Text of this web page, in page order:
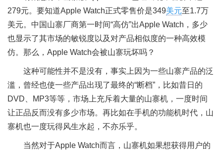
279元。要知道Apple Watch正式零售价是349美元至1.7万
美元。中国山寨厂商第一时间“高仿”出Apple Watch，多少
也显示了其市场的敏锐度以及对产品相似度的一种高效模
仿。那么，Apple Watch会被山寨玩坏吗？
这种可能性并不是没有，事实上因为一些山寨产品的泛
滥，曾经也使一些产品出现了最终的“断档”，比如昔日的
DVD、MP3等等，市场上充斥着大量的山寨机，一度时间
让正品反而没有多少市场。再比如在手机的功能机时代，山
寨机也一度玩得风生水起，不亦乐乎。
当然对于Apple Watch而言，山寨机如果想获得用户的